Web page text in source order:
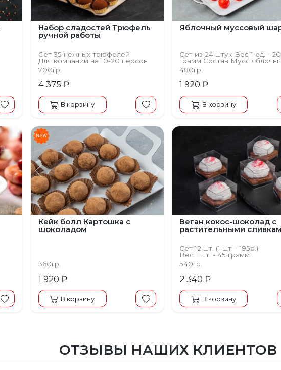
Набор сладостей Трюфель
ручной работы
Сет 35 нежных трюфелей
Для компании на 10-20 персон
700гр.
4 375 ₽
В корзину
Яблочный муссовый
Сет из 24 штук Вес 1 ед. - 20
грамм Состав Мусс
бисквит классический,
зеркальная, мята
480гр.
1 920 ₽
В корзину
Предыдущий Следующий
Кейк болл Картошка с
шоколадом
360гр.
1 920 ₽
В корзину
Веган кокос-шоколад с
растительными
Сет 12 шт. (1 шт. - 195р.)
Вес 1 шт. - 45 грамм
540гр.
2 340 ₽
В корзину
ОТЗЫВЫ НАШИХ КЛИЕНТОВ